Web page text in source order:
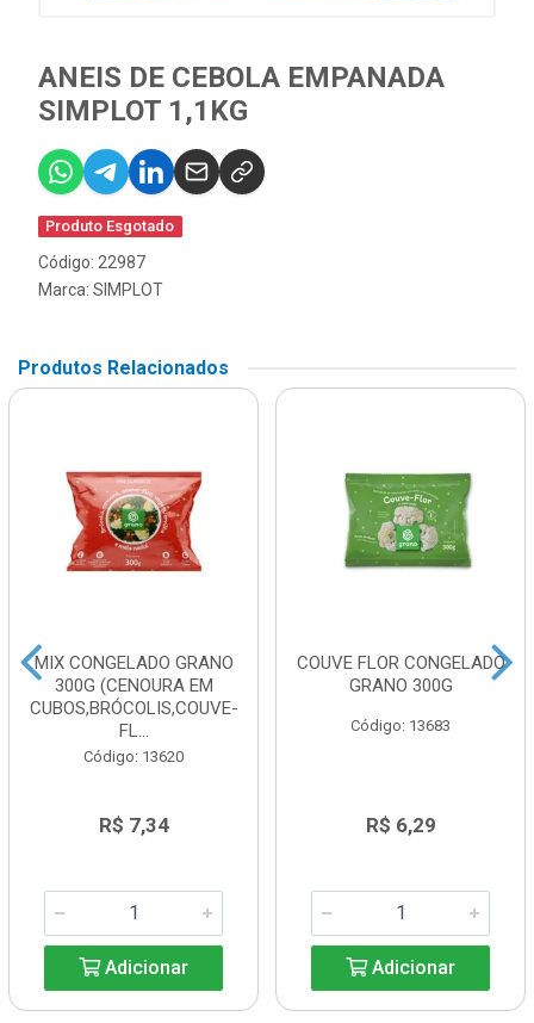
ANEIS DE CEBOLA EMPANADA
SIMPLOT 1,1KG
Produto Esgotado
Código: 22987
Marca: SIMPLOT
Produtos Relacionados
MIX CONGELADO GRANO
300G (CENOURA EM
CUBOS,BRÓCOLIS,COUVE-
FL...
Código: 13620
R$ 7,34
Adicionar
COUVE FLOR CONGELADO
GRANO 300G
Código: 13683
R$ 6,29
Adicionar